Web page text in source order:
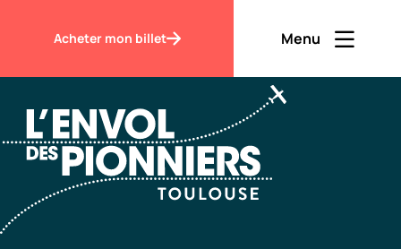
Acheter mon billet Menu
Ouvrir